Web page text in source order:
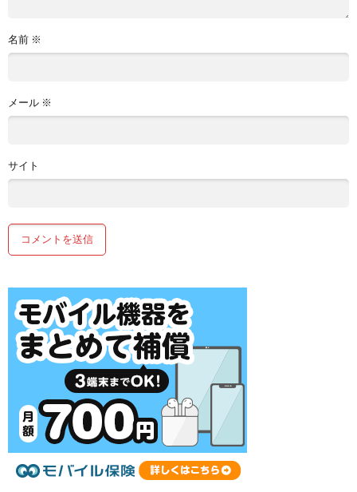
名前 ※
メール ※
サイト